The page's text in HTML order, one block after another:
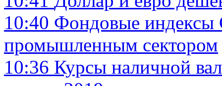
10:40 Фондовые индексы
промышленным сектором
10:36 Курсы наличной